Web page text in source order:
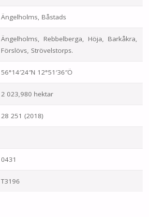
Ängelholms, Båstads
Ängelholms, Rebbelberga, Höja, Barkåkra,
Förslövs, Strövelstorps.
56°14′24″N 12°51′36″Ö
2 023,980 hektar
28 251 (2018)
0431
T3196